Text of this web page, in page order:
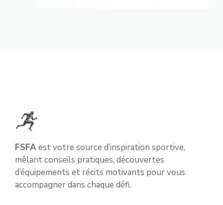
FSFAest votre source d’inspiration sportive,
mêlant conseils pratiques, découvertes
d’équipements et récits motivants pour vous
accompagner dans chaque défi.